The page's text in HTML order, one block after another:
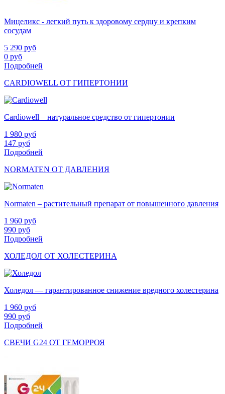
Мицеликс - легкий путь к здоровому сердцу и крепким
сосудам
5 290 руб
0 руб
Подробней
CARDIOWELL ОТ ГИПЕРТОНИИ
Cardiowell – натуральное средство от гипертонии
1 980 руб
147 руб
Подробней
NORMATEN ОТ ДАВЛЕНИЯ
Normaten – растительный препарат от повышенного давления
1 960 руб
990 руб
Подробней
ХОЛЕДОЛ ОТ ХОЛЕСТЕРИНА
Холедол — гарантированное снижение вредного холестерина
1 960 руб
990 руб
Подробней
СВЕЧИ G24 ОТ ГЕМОРРОЯ